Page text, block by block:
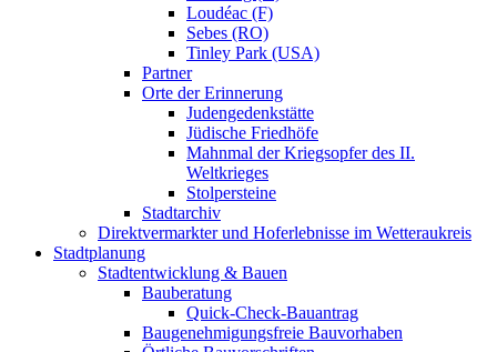
Loudéac (F)
Sebes (RO)
Tinley Park (USA)
Partner
Orte der Erinnerung
Judengedenkstätte
Jüdische Friedhöfe
Mahnmal der Kriegsopfer des II.
Weltkrieges
Stolpersteine
Stadtarchiv
Direktvermarkter und Hoferlebnisse im Wetteraukreis
Stadtplanung
Stadtentwicklung & Bauen
Bauberatung
Quick-Check-Bauantrag
Baugenehmigungsfreie Bauvorhaben